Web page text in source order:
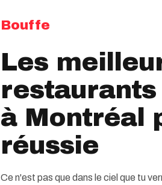
Bouffe
Les
à Montréal
réussie
Ce n'est pas que dans le ciel que tu